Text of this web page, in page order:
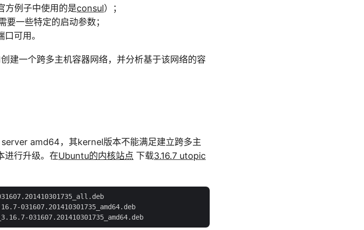
方例子中使用的是consul）；
一些特定的启动参数；
可用。
建一个跨多主机容器网络，并分析基于该网络的容
amd64，其kernel版本不能满足建立跨多主
进行升级。在Ubuntu的内核站点 下载3.16.7 utopic
031607.201410301735_amd64.deb